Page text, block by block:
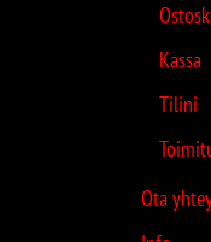
Kassa
Tilini
Ota